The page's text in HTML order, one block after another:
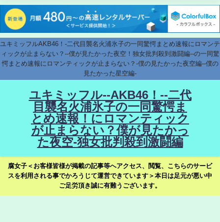
ユキミッフルAKB46！-二代目襲名火浦氷子の一同驚愕まとめ速報にロマンテ
ィックが止まらない？--僕が見たかった夜空！独女批判殺到激闘編--の一同驚
愕まとめ速報にロマンティックが止まらない？-僕の見たかった夜空編--僕の
見たかった星空編-
ユキミッフル--AKB46！--二代
目襲名火浦氷子の一同驚愕ま
とめ速報！にロマンティック
が止まらない？僕が見たかっ
た夜空-独女批判殺到激闘編
腐女子＜お客様皆様が掲載の記事等へアクセス、閲覧、こちらのサービ
スを利用される事でかろうじて運営できています＞本日は足元が悪い中
ご足労頂き誠に有難うございます。